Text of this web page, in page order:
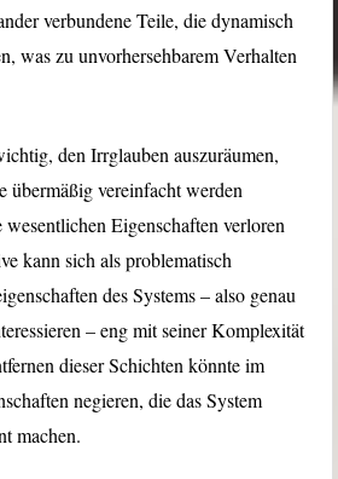
verbundene Teile, die dynamisch
was zu unvorhersehbarem Verhalten
den Irrglauben auszuräumen,
übermäßig vereinfacht werden
wesentlichen Eigenschaften verloren
kann sich als problematisch
des Systems – also genau
– eng mit seiner Komplexität
dieser Schichten könnte im
negieren, die das System
machen.